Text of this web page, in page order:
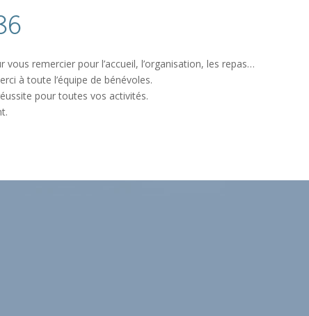
vous remercier pour l’accueil, l’organisation, les repas…
à toute l’équipe de bénévoles.
pour toutes vos activités.